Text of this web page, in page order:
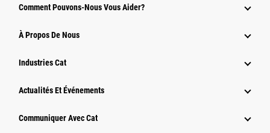
Comment Pouvons-Nous Vous Aider?
À Propos De Nous
Industries Cat
Actualités Et Événements
Communiquer Avec Cat